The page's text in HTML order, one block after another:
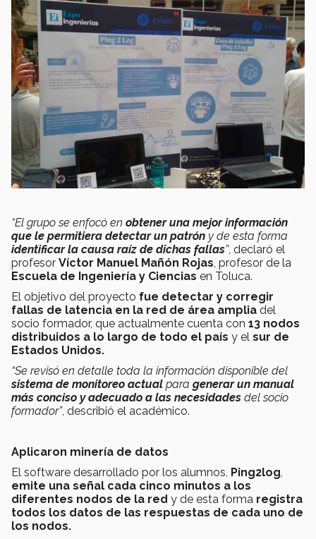
“El grupo se enfocó en obtener una mejor información
que le permitiera detectar un patrón y de esta forma
identificar la causa raíz de dichas fallas”, declaró el
profesor Víctor Manuel Mañón Rojas, profesor de la
Escuela de Ingeniería y Ciencias en Toluca.
El objetivo del proyecto fue detectar y corregir
fallas de latencia en la red de área amplia del
socio formador, que actualmente cuenta con 13 nodos
distribuidos a lo largo de todo el país y el sur de
Estados Unidos.
“Se revisó en detalle toda la información disponible del
sistema de monitoreo actual para generar un manual
más conciso y adecuado a las necesidades del socio
formador”, describió el académico.
Aplicaron minería de datos
El software desarrollado por los alumnos, Ping2log,
emite una señal cada cinco minutos a los
diferentes nodos de la red y de esta forma registra
todos los datos de las respuestas de cada uno de
los nodos.